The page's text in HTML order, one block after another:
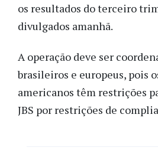
os resultados do terceiro
divulgados amanhã.
A operação deve ser
brasileiros e europeus, pois
americanos têm restrições
JBS por restrições de